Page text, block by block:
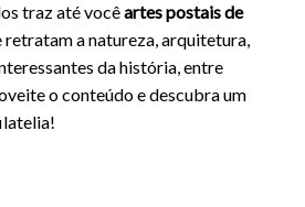
traz até vocêartes postais de
retratam a natureza, arquitetura,
da história, entre
o conteúdo e descubra um